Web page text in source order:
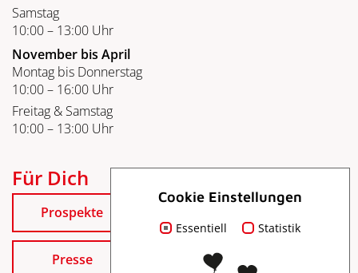
Samstag
10:00 – 13:00 Uhr
November bis April
Montag bis Donnerstag
10:00 – 16:00 Uhr
Freitag & Samstag
10:00 – 13:00 Uhr
Für Dich
Prospekte
Presse
Cookie Einstellungen
Essentiell Statistik